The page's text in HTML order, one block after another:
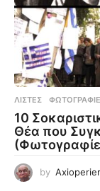
ΛΊΣΤΕΣ ,
10
Θέα που
by